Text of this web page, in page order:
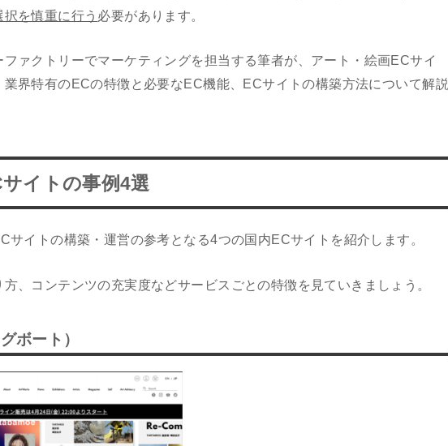
を慎重に行う 必要があります。
ァクトリーでマーケティングを担当する筆者が、アート・絵画ECサイ
業界特有のECの特徴と必要なEC機能、ECサイトの構築方法について解説
イトの事例4選
サイトの構築・運営の参考となる4つの国内ECサイトを紹介します。
、コンテンツの充実度などサービスごとの特徴を見ていきましょう。
ボート）